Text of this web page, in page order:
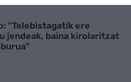
"Telebistagatik ere
jendeak, baina kirolaritzat